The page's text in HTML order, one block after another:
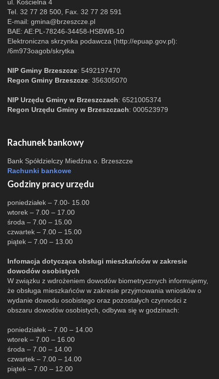
ul. Kościelna 4
Tel. 32 77 28 500, Fax. 32 77 28 591
E-mail: gmina@brzeszcze.pl
BAE: AE:PL-78246-34458-HSBWB-10
Elektroniczna skrzynka podawcza (http://epuap.gov.pl):
/6m973oagob/skrytka
NIP Gminy Brzeszcze: 5492197470
Regon Gminy Brzeszcze: 356305070
NIP Urzędu Gminy w Brzeszczach: 6521005374
Regon Urzędu Gminy w Brzeszczach: 000523979
Rachunek bankowy
Bank Spółdzielczy Miedźna o. Brzeszcze
Rachunki bankowe
Godziny pracy urzędu
poniedziałek – 7.00- 15.00
wtorek – 7.00 – 17.00
środa – 7.00 – 15.00
czwartek – 7.00 – 15.00
piątek – 7.00 – 13.00
Infomacja dotycząca obsługi mieszkańców w zakresie
dowodów osobistych
W związku z wdrożeniem dowodów biometrycznych informujemy,
że obsługa mieszkańców w zakresie przyjmowania wniosków o
wydanie dowodu osobistego oraz pozostałych czynności z
obszaru dowodów osobistych, odbywa się w godzinach:
poniedziałek – 7.00 – 14.00
wtorek – 7.00 – 16.00
środa – 7.00 – 14.00
czwartek – 7.00 – 14.00
piątek – 7.00 – 12.00